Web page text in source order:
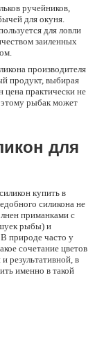
ручейников,
для окуня.
для ловли
заиленных
производителя
продукт, выбирая
цена практически не
рыбак может
для
купить в
силикона не
приманками с
рыбы) и
природе часто у
сочетание цветов
результативной, в
именно в такой